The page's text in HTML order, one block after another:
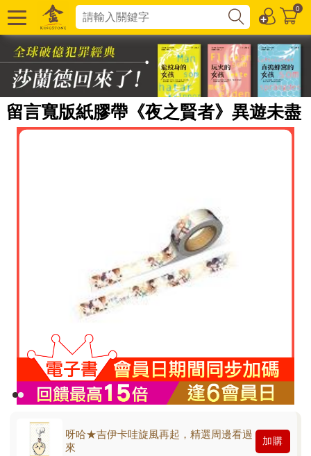
0
留言寬版紙膠帶《夜之賢者》異遊未盡
呀哈★吉伊卡哇旋風再起，精選周邊看過
來
加購